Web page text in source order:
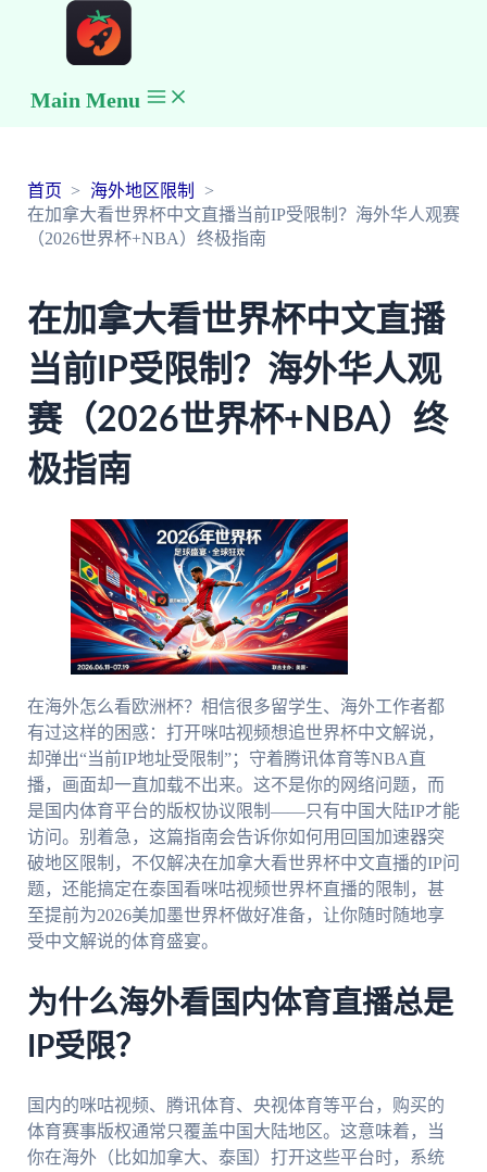
Main Menu
首页
海外地区限制
在加拿大看世界杯中文直播当前IP受限制？海外华人观赛
（2026世界杯+NBA）终极指南
在加拿大看世界杯中文直播
当前IP受限制？海外华人观
赛（2026世界杯+NBA）终
极指南
在海外怎么看欧洲杯？相信很多留学生、海外工作者都
有过这样的困惑：打开咪咕视频想追世界杯中文解说，
却弹出“当前IP地址受限制”；守着腾讯体育等NBA直
播，画面却一直加载不出来。这不是你的网络问题，而
是国内体育平台的版权协议限制——只有中国大陆IP才能
访问。别着急，这篇指南会告诉你如何用回国加速器突
破地区限制，不仅解决在加拿大看世界杯中文直播的IP问
题，还能搞定在泰国看咪咕视频世界杯直播的限制，甚
至提前为2026美加墨世界杯做好准备，让你随时随地享
受中文解说的体育盛宴。
为什么海外看国内体育直播总是
IP受限？
国内的咪咕视频、腾讯体育、央视体育等平台，购买的
体育赛事版权通常只覆盖中国大陆地区。这意味着，当
你在海外（比如加拿大、泰国）打开这些平台时，系统